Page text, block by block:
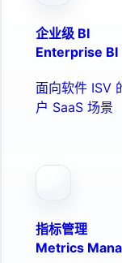
企业级 BI
Enterprise BI
面向软件 ISV
户 SaaS 场景
指标管理
Metrics